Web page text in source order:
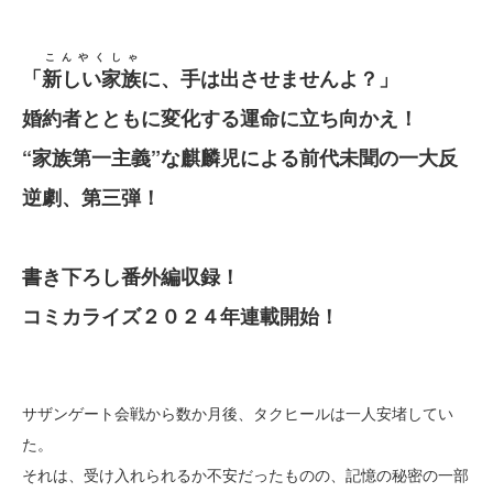
「新しい家族
こんやくしゃ
に、手は出させませんよ？」
婚約者とともに変化する運命に立ち向かえ！
“家族第一主義”な麒麟児による前代未聞の一大反
逆劇、第三弾！
書き下ろし番外編収録！
コミカライズ２０２４年連載開始！
サザンゲート会戦から数か月後、タクヒールは一人安堵してい
た。
それは、受け入れられるか不安だったものの、記憶の秘密の一部